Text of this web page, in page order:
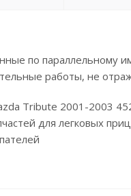
по параллельному
работы, не
Tribute 2001-2003
для легковых